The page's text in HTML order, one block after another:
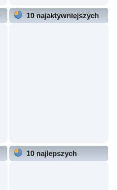
10 najaktywniejszych
10 najlepszych